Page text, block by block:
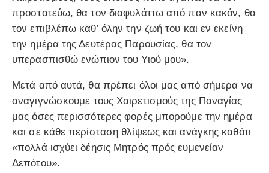
προστατεύω, θα τον διαφυλάττω από παν κακόν, θα
τον επιβλέπω καθ’ όλην την ζωή του και εν εκείνη
την ημέρα της Δευτέρας Παρουσίας, θα τον
υπερασπισθώ ενώπιον του Υιού μου».
Μετά από αυτά, θα πρέπει όλοι μας από σήμερα να
αναγιγνώσκουμε τους Χαιρετισμούς της Παναγίας
μας όσες περισσότερες φορές μπορούμε την ημέρα
και σε κάθε περίσταση θλίψεως και ανάγκης καθότι
«πολλά ισχύει δέησις Μητρός πρός ευμενείαν
Δεπότου».